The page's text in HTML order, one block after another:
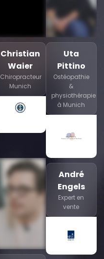
Christian
Waier
Chiropracteur
Munich
Uta
Pittino
Ostéopathie
&
physiothérapie
à Munich
André
Engels
Expert en
vente